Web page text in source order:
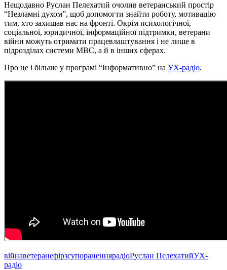
Нещодавно Руслан Пелехатий очолив ветеранський простір
“Незламні духом”, щоб допомогти знайти роботу, мотивацію
тим, хто захищав нас на фронті. Окрім психологічної,
соціальної, юридичної, інформаційної підтримки, ветерани
війни можуть отримати працевлаштування і не лише в
підрозділах системи МВС, а й в інших сферах.
Про це і більше у програмі “Інформативно” на УХ-радіо.
війнаветеранефірзсупораненнярадіоРуслан ПелехатийУХ-
радіо